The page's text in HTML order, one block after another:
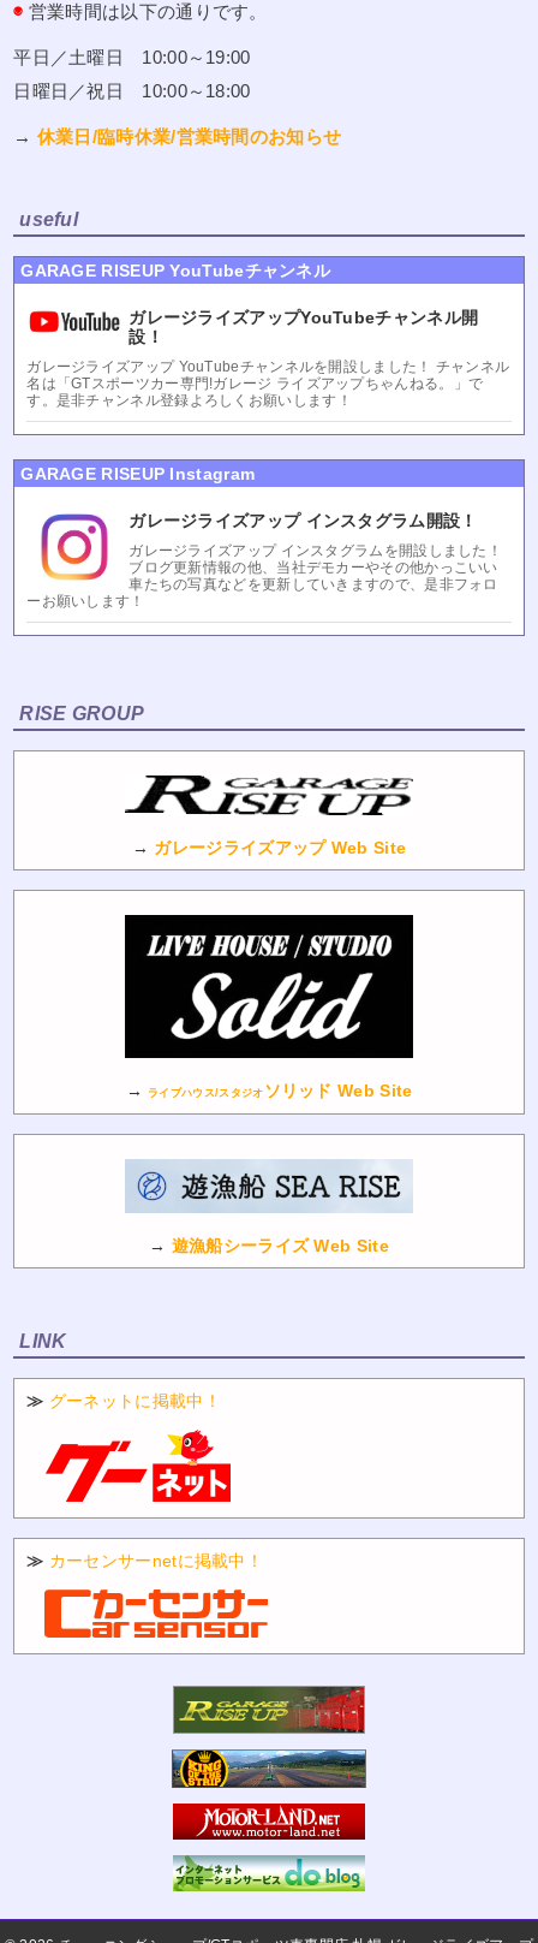
◉ 営業時間は以下の通りです。
平日／土曜日 10:00～19:00
日曜日／祝日 10:00～18:00
→ 休業日/臨時休業/営業時間のお知らせ
useful
GARAGE RISEUP YouTubeチャンネル
ガレージライズアップYouTubeチャンネル開
設！
ガレージライズアップ YouTubeチャンネルを開設しました！ チャンネル
名は「GTスポーツカー専門!ガレージ ライズアップちゃんねる。」で
す。是非チャンネル登録よろしくお願いします！
GARAGE RISEUP Instagram
ガレージライズアップ インスタグラム開設！
ガレージライズアップ インスタグラムを開設しました！
ブログ更新情報の他、当社デモカーやその他かっこいい
車たちの写真などを更新していきますので、是非フォロ
ーお願いします！
RISE GROUP
→ ガレージライズアップ Web Site
→ ライブハウス/スタジオ ソリッド Web Site
→ 遊漁船シーライズ Web Site
LINK
≫ グーネットに掲載中！
≫ カーセンサーnetに掲載中！